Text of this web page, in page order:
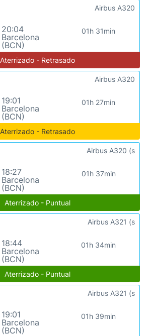
20:04
Barcelona
(BCN)
01h 31min
Airbus A320
Aterrizado - Retrasado
19:01
Barcelona
(BCN)
01h 27min
Airbus A320
Aterrizado - Retrasado
18:27
Barcelona
(BCN)
01h 37min
Airbus A320 (s
Aterrizado - Puntual
18:44
Barcelona
(BCN)
01h 34min
Airbus A321 (s
Aterrizado - Puntual
19:01
Barcelona
(BCN)
01h 39min
Airbus A321 (s